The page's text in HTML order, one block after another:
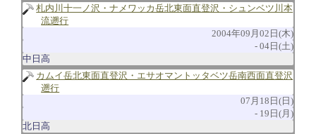
札内川十一ノ沢・ナメワッカ岳北東面直登沢・シュンベツ川本
流遡行
2004年09月02日(木)
04日(土)
中日高
カムイ岳北東面直登沢・エサオマントッタベツ岳南西面直登沢
遡行
07月18日(日)
19日(月)
北日高